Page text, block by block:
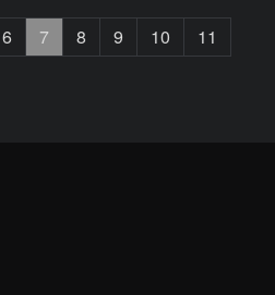
6 7 8 9 10
11